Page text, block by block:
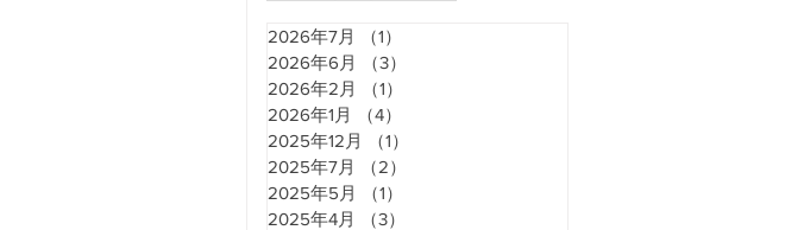
2026年7月 （1）
2026年6月
（3）
2026年2月
（1）
2026年1月
（4）
2025年12月
（1）
2025年7月
（2）
2025年5月
（1）
2025年4月
（3）